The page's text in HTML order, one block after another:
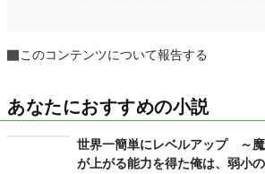
このコンテンツについて報告する
あなたにおすすめの小説
世界一簡単にレベルアップ ～
が上がる能力を得た俺は、弱小